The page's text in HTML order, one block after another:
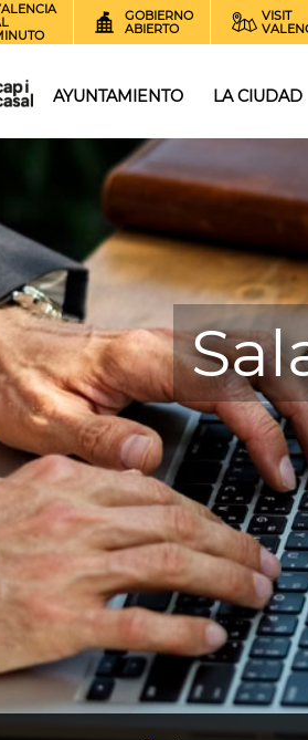
GOBIERNO
ABIERTO
VISIT
AYUNTAMIENTO LA CIUDAD